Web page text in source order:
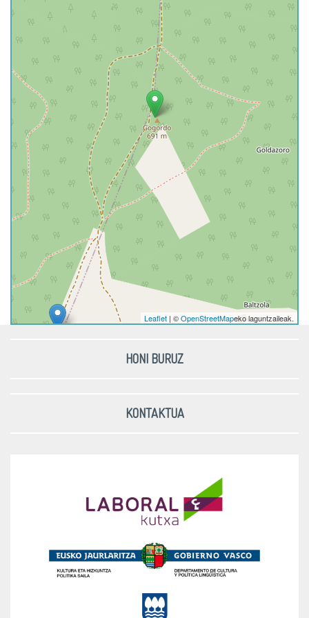
Leaflet | ©OpenStreetMapeko laguntzaileak.
HONI BURUZ
KONTAKTUA